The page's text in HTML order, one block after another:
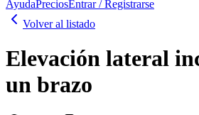
AyudaPreciosEntrar / Registrarse
Volver al listado
Elevación lateral
un brazo